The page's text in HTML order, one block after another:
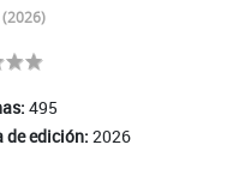
495
de edición: 2026